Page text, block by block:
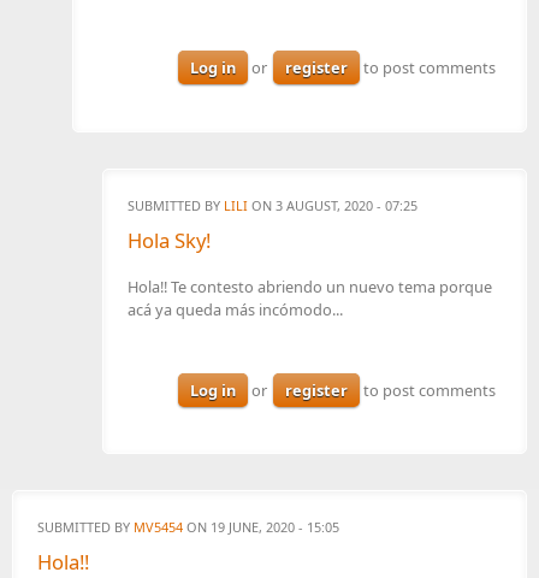
Log in or register to post comments
SUBMITTED BY LILI ON 3 AUGUST, 2020 - 07:25
Hola Sky!
Hola!! Te contesto abriendo un nuevo tema porque
acá ya queda más incómodo...
Log in or register to post comments
SUBMITTED BY MV5454 ON 19 JUNE, 2020 - 15:05
Hola!!